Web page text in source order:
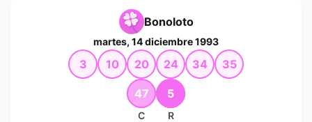
Bonoloto
martes, 14 diciembre 1993
3 10 20 24 34 35
47
C
5
R